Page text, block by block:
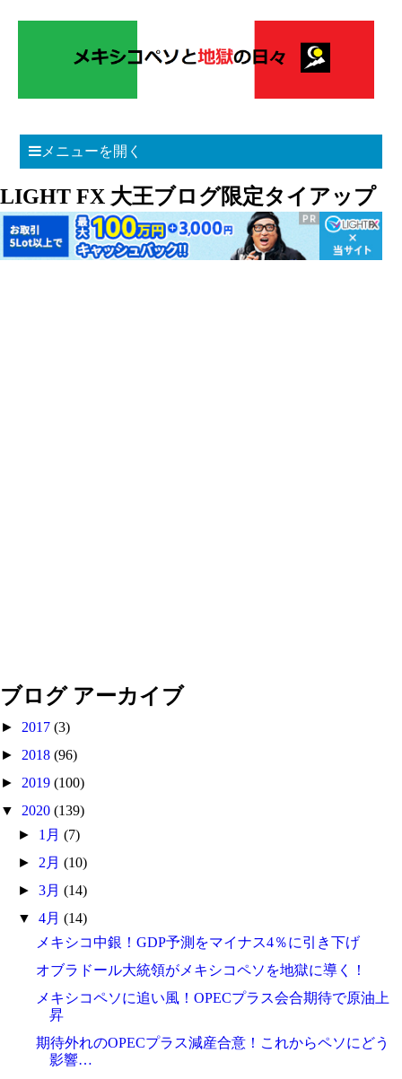
メニューを開く
LIGHT FX 大王ブログ限定タイアップ
ブログ アーカイブ
► 2017 (3)
► 2018 (96)
► 2019 (100)
▼ 2020 (139)
► 1月(7)
► 2月(10)
►3月(14)
▼4月(14)
メキシコ中銀！GDP予測をマイナス4％に引き下げ
オブラドール大統領がメキシコペソを地獄に導く！
メキシコペソに追い風！OPECプラス会合期待で原油上
昇
期待外れのOPECプラス減産合意！これからペソにどう
影響…